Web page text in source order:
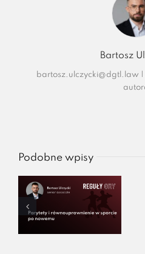
Bartosz
bartosz.ulczycki@dgtl.law
Podobne wpisy